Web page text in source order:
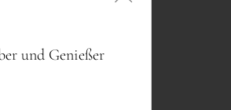
und Genießer